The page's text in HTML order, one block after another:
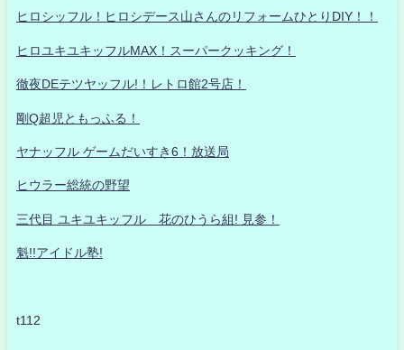
ヒロシッフル！ヒロシデース山さんのリフォームひとりDIY！！
ヒロユキユキッフルMAX！スーパークッキング！
徹夜DEテツヤッフル!！レトロ館2号店！
剛Q超児ともっふる！
ヤナッフル ゲームだいすき6！放送局
ヒウラー総統の野望
三代目 ユキユキッフル 花のひうら組! 見参！
魁!!アイドル塾!
t112